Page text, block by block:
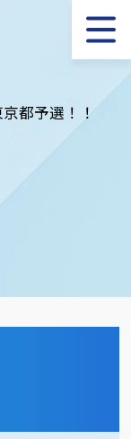
都予選！！